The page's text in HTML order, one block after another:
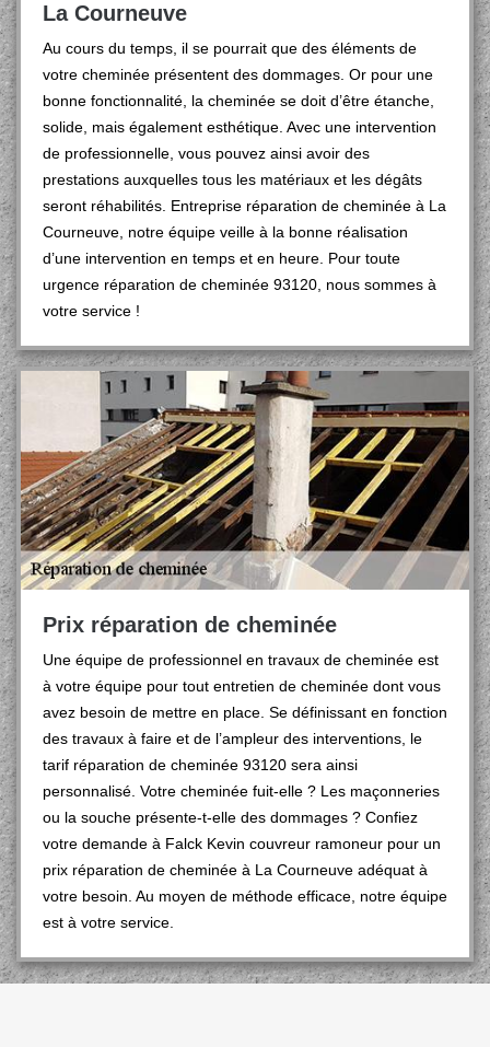
La Courneuve
Au cours du temps, il se pourrait que des éléments de
votre cheminée présentent des dommages. Or pour une
bonne fonctionnalité, la cheminée se doit d’être étanche,
solide, mais également esthétique. Avec une intervention
de professionnelle, vous pouvez ainsi avoir des
prestations auxquelles tous les matériaux et les dégâts
seront réhabilités. Entreprise réparation de cheminée à La
Courneuve, notre équipe veille à la bonne réalisation
d’une intervention en temps et en heure. Pour toute
urgence réparation de cheminée 93120, nous sommes à
votre service !
Prix réparation de cheminée
Une équipe de professionnel en travaux de cheminée est
à votre équipe pour tout entretien de cheminée dont vous
avez besoin de mettre en place. Se définissant en fonction
des travaux à faire et de l’ampleur des interventions, le
tarif réparation de cheminée 93120 sera ainsi
personnalisé. Votre cheminée fuit-elle ? Les maçonneries
ou la souche présente-t-elle des dommages ? Confiez
votre demande à Falck Kevin couvreur ramoneur pour un
prix réparation de cheminée à La Courneuve adéquat à
votre besoin. Au moyen de méthode efficace, notre équipe
est à votre service.